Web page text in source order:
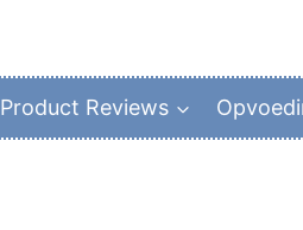
Product Reviews